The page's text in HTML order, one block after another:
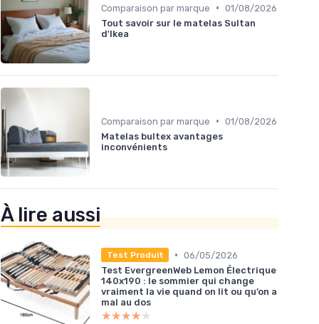
Comparaison par marque • 01/08/2026
Tout savoir sur le matelas Sultan
d'Ikea
Comparaison par marque • 01/08/2026
Matelas bultex avantages
inconvénients
À lire aussi
Test Produit • 06/05/2026
Test EvergreenWeb Lemon Électrique
140x190 : le sommier qui change
vraiment la vie quand on lit ou qu’on a
mal au dos
★★★★★
★★★★★